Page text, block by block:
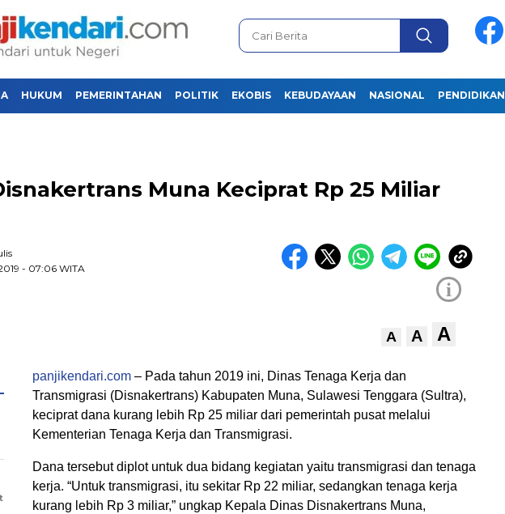
HUKUM PEMERINTAHAN POLITIK EKOBIS KEBUDAYAAN NASIONAL PENDIDIKAN
Muna Keciprat Rp 25 Miliar
- 07:06 WITA
i
A A A
panjikendari.com – Pada tahun 2019 ini, Dinas Tenaga Kerja dan
Transmigrasi (Disnakertrans) Kabupaten Muna, Sulawesi Tenggara (Sultra),
keciprat dana kurang lebih Rp 25 miliar dari pemerintah pusat melalui
Kementerian Tenaga Kerja dan Transmigrasi.
Dana tersebut diplot untuk dua bidang kegiatan yaitu transmigrasi dan tenaga
kerja. “Untuk transmigrasi, itu sekitar Rp 22 miliar, sedangkan tenaga kerja
kurang lebih Rp 3 miliar,” ungkap Kepala Dinas Disnakertrans Muna,